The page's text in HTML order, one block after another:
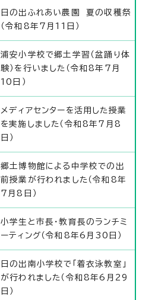
日の出ふれあい農園 夏の収穫祭
（令和8年7月11日）
浦安小学校で郷土学習（盆踊り体
験）を行いました（令和8年7月
10日）
メディアセンターを活用した授業
を実施しました（令和8年7月8
日）
郷土博物館による中学校での出
前授業が行われました（令和8年
7月8日）
小学生と市長・教育長のランチミ
ーティング（令和8年6月30日）
日の出南小学校で「着衣泳教室」
が行われました（令和8年6月29
日）